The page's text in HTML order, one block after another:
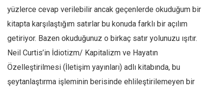
Sosyal Medya
Twitter
Facebook
Instagram
YouTube
Editörden
yüzlerce cevap verilebilir ancak geçenlerde okuduğum bir
kitapta karşılaştığım satırlar bu konuda farklı bir açılım
getiriyor. Bazen okuduğunuz o birkaç satır yolunuzu ışıtır.
Neil Curtis’in İdiotizm/ Kapitalizm ve Hayatın
Özelleştirilmesi (İletişim yayınları) adlı kitabında, bu
şeytanlaştırma işleminin berisinde ehlileştirilemeyen bir